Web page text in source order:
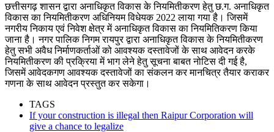
छत्तीसगढ़ शासन द्वारा अनाधिकृत विकास के नियमितीकरण हेतु छ.ग. अनाधिकृत
विकास का नियमितीकरण अधिनियम विधेयक 2022 लाया गया है। जिसमें
नगरीय निकाय एवं निवेश क्षेत्र में अनाधिकृत विकास का नियमितिकरण किया
जाना है। नगर पालिक निगम रायपुर द्वारा अनाधिकृत विकास के नियमितीकरण
हेतु सभी अवैध निर्माणकर्ताओं को आवश्यक दस्तावेजों के साथ आवेदन करके
नियमितीकरण की प्रक्रिया में भाग लेने हेतु सूचना बाबत नोटिस दी गई है,
जिसमें आवेदकगण आवश्यक दस्तावेजों का संकलन कर मानचित्र तैयार कराकर
गणना के साथ आवेदन प्रस्तुत कर सकेगा।
TAGS
If your construction is illegal then Raipur Corporation will
give a chance to legalize